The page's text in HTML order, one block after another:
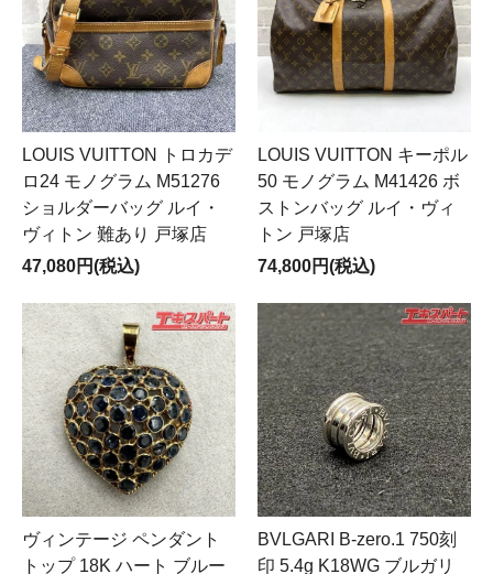
LOUIS VUITTON トロカデ
ロ24 モノグラム M51276
ショルダーバッグ ルイ・
ヴィトン 難あり 戸塚店
47,080円(税込)
LOUIS VUITTON キーポル
50 モノグラム M41426 ボ
ストンバッグ ルイ・ヴィ
トン 戸塚店
74,800円(税込)
ヴィンテージ ペンダント
トップ 18K ハート ブルー
BVLGARI B-zero.1 750刻
印 5.4g K18WG ブルガリ